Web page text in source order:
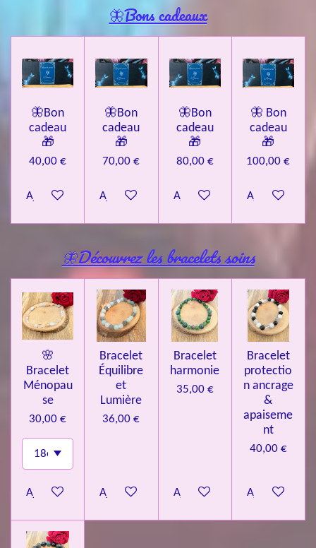
🦋Bons cadeaux
🦋Bon
cadeau
🎁
40,00 €
Ajouter au panier
🦋Bon
cadeau
🎁
70,00 €
Ajouter au panier
🦋Bon
cadeau
🎁
80,00 €
Ajouter au panier
🦋 Bon
cadeau
🎁
100,00 €
Ajouter au
🦋Découvrez les bracelets soins
🌸
Bracelet
Ménopau
se
30,00 €
Ajouter au panier
Bracelet
Équilibre
et
Lumière
36,00 €
Ajouter au panier
Bracelet
harmonie
35,00 €
Ajouter au panier
Bracelet
protectio
n ancrage
&
apaiseme
nt
40,00 €
Ajouter au